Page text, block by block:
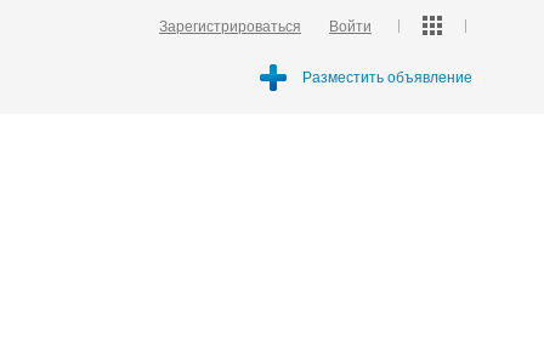
Зарегистрироваться Войти
Разместить объявление